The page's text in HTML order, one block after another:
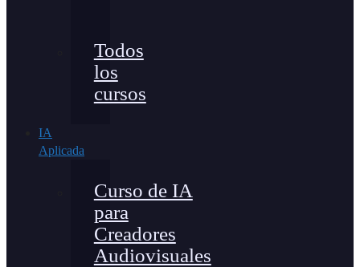
Todos
los
cursos
IA
Aplicada
Curso de IA
para
Creadores
Audiovisuales